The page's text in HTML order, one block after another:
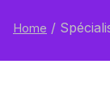
Home /